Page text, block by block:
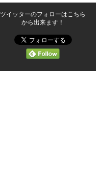
ツイッターのフォローはこちら
から出来ます！